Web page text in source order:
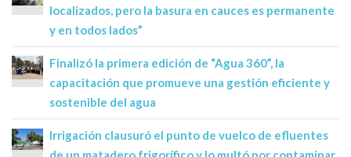
localizados, pero la basura en cauces es permanente
y en todos lados”
Finalizó la primera edición de “Agua 360”, la
capacitación que promueve una gestión eficiente y
sostenible del agua
Irrigación clausuró el punto de vuelco de efluentes